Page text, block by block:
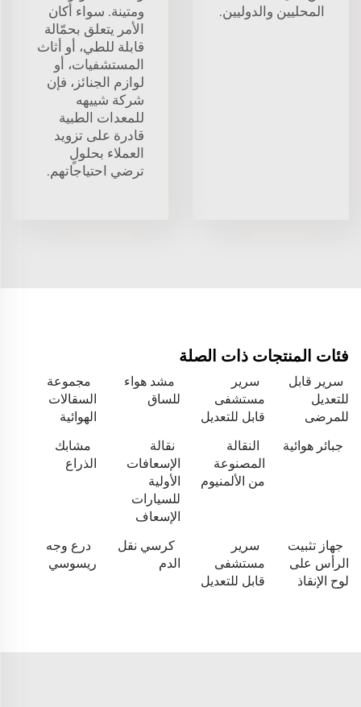
المحليين والدوليين.
ومتينة. سواء أكان
الأمر يتعلق بحمّالة
قابلة للطي، أو أثاث
المستشفيات، أو
لوازم الجنائز، فإن
شركة شييهه
للمعدات الطبية
قادرة على تزويد
العملاء بحلولٍ
ترضي احتياجاتهم.
فئات المنتجات ذات الصلة
سرير قابل
للتعديل
للمرضى
سرير
مستشفى
قابل للتعديل
مشد هواء
للساق
مجموعة
السقالات
الهوائية
جبائر هوائية
النقالة
المصنوعة
من الألمنيوم
نقالة
الإسعافات
الأولية
للسيارات
الإسعاف
مشابك
الذراع
جهاز تثبيت
الرأس على
لوح الإنقاذ
سرير
مستشفى
قابل للتعديل
كرسي نقل
الدم
درع وجه
ريسوسي